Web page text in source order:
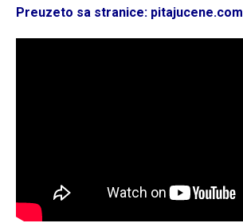
Preuzeto sa stranice: pitajucene.com